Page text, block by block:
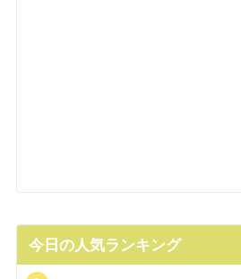
今日の人気ランキング